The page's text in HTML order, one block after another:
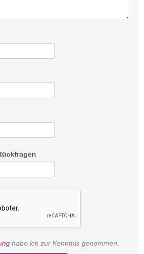
habe ich zur Kenntnis genommen.